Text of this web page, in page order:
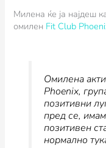
Милена ќе ја најдеш
омилен Fit Club
Омилена
Phoenix,
позитивни
пред се,
позитивен
нормално